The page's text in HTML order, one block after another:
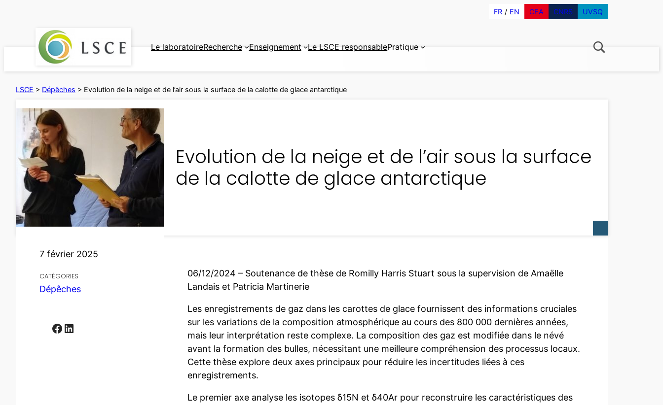
FR EN CEA CNRS UVSQ
Le laboratoireRecherche Enseignement Le LSCE responsablePratique
LSCE > Dépêches > Evolution de la neige et de l’air sous la surface de la calotte de glace antarctique
Evolution de la neige et de l’air sous la surface
de la calotte de glace antarctique
7 février 2025
CATÉGORIES
Dépêches
Facebook LinkedIn
06/12/2024 – Soutenance de thèse de Romilly Harris Stuart sous la supervision de Amaëlle
Landais et Patricia Martinerie
Les enregistrements de gaz dans les carottes de glace fournissent des informations cruciales
sur les variations de la composition atmosphérique au cours des 800 000 dernières années,
mais leur interprétation reste complexe. La composition des gaz est modifiée dans le névé
avant la formation des bulles, nécessitant une meilleure compréhension des processus locaux.
Cette thèse explore deux axes principaux pour réduire les incertitudes liées à ces
enregistrements.
Le premier axe analyse les isotopes δ15N et δ40Ar pour reconstruire les caractéristiques des